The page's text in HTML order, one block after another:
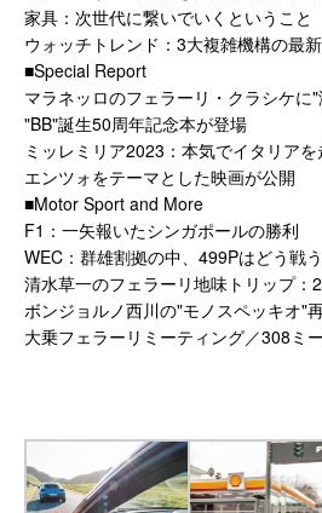
家具：次世代に繋いでいくということ
ウォッチトレンド：3大複雑機構の最
■Special Report
マラネッロのフェラーリ・クラシケに
"BB"誕生50周年記念本が登場
ミッレミリア2023：本気でイタリア
エンツォをテーマとした映画が公開
■Motor Sport and More
F1：一矢報いたシンガポールの勝利
WEC：群雄割拠の中、499Pはどう戦
清水草一のフェラーリ地味トリップ：
ボンジョルノ西川の"モノスペッキオ"
大乗フェラーリミーティング／308